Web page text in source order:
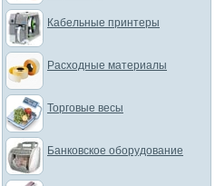
Кабельные принтеры
Расходные материалы
Торговые весы
Банковское оборудование